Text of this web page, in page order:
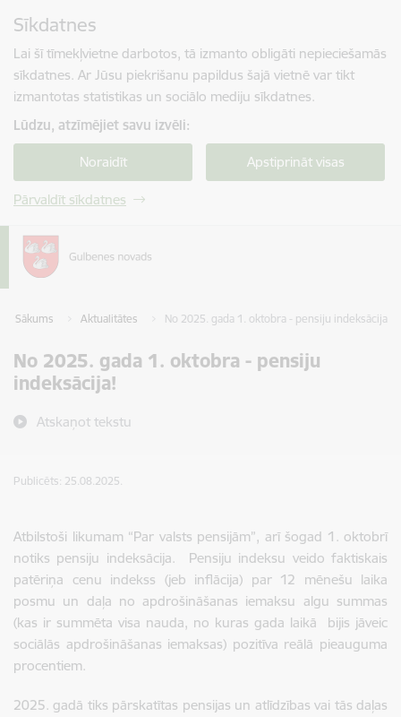
Sīkdatnes
Lai šī tīmekļvietne darbotos, tā izmanto obligāti nepieciešamās
sīkdatnes. Ar Jūsu piekrišanu papildus šajā vietnē var tikt
izmantotas statistikas un sociālo mediju sīkdatnes.
Lūdzu, atzīmējiet savu izvēli:
Noraidīt Apstiprināt visas
Pārvaldīt sīkdatnes
Sākums Aktualitātes No 2025. gada 1. oktobra - pensiju indeksācija!
No 2025. gada 1. oktobra - pensiju
indeksācija!
Atskaņot tekstu
Publicēts: 25.08.2025.
Atbilstoši likumam “Par valsts pensijām”, arī šogad 1. oktobrī
notiks pensiju indeksācija. Pensiju indeksu veido faktiskais
patēriņa cenu indekss (jeb inflācija) par 12 mēnešu laika
posmu un daļa no apdrošināšanas iemaksu algu summas
(kas ir summēta visa nauda, no kuras gada laikā bijis jāveic
sociālās apdrošināšanas iemaksas) pozitīva reālā pieauguma
procentiem.
2025. gadā tiks pārskatītas pensijas un atlīdzības vai tās daļas